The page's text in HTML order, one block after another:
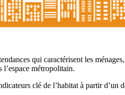
qui caractérisent les
métropolitain.
clé de l’habitat à partir